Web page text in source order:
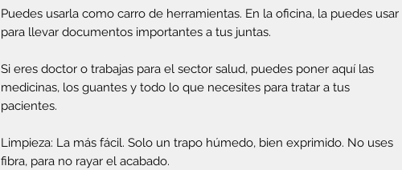
Puedes usarla como carro de herramientas. En la oficina, la puedes usar
para llevar documentos importantes a tus juntas.
Si eres doctor o trabajas para el sector salud, puedes poner aquí las
medicinas, los guantes y todo lo que necesites para tratar a tus
pacientes.
Limpieza: La más fácil. Solo un trapo húmedo, bien exprimido. No uses
fibra, para no rayar el acabado.